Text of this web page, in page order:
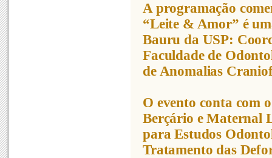
A programação
“Leite & Amor” é
Bauru da USP:
Faculdade de
de Anomalias
O evento conta com
Berçário e Maternal
para Estudos
Tratamento das